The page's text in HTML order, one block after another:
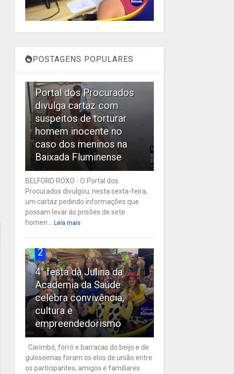
POSTAGENS POPULARES
Portal dos Procurados
divulga cartaz com
suspeitos de torturar
homem inocente no
caso dos meninos na
Baixada Fluminense
BELFORD ROXO - O Portal dos
Procurados divulgou, nesta sexta-feira,
um cartaz pedindo informações que
possam levar às prisões de sete
homen... Leia mais
2
4° festa da Julina da
Academia da Saúde
celebra convivência,
cultura e
empreendedorismo
Carimbó, forró e barracas do beijo e de
guloseimas foram os elos de união entre
os participantes, amigos e familiares